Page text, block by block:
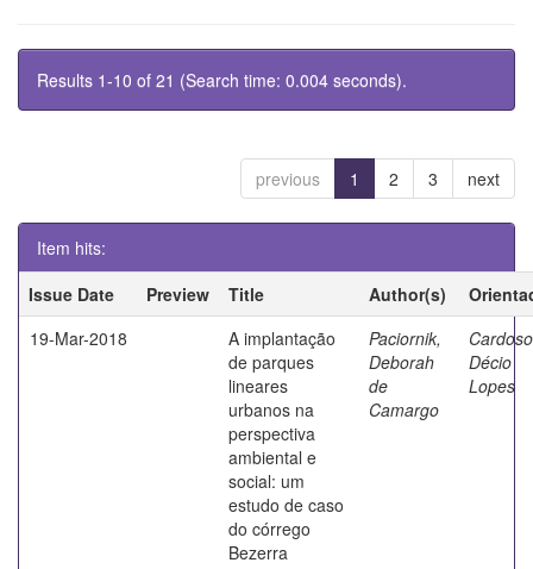
Results 1-10 of 21 (Search time: 0.004 seconds).
previous 1 2 3 next
Item hits:
Issue Date
Preview Title Author(s)
19-Mar-2018
A implantação
de parques
lineares
urbanos na
perspectiva
ambiental e
social: um
estudo de caso
do córrego
Bezerra
Paciornik,
Deborah
de
Camargo
Décio
Lopes